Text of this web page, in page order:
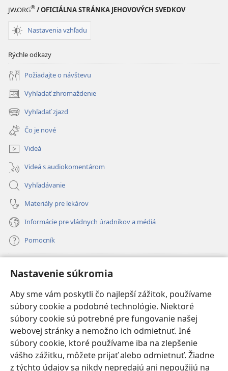
Nastavenie súkromia
Aby sme vám poskytli čo najlepší zážitok, používame
súbory cookie a podobné technológie. Niektoré
súbory cookie sú potrebné pre fungovanie našej
webovej stránky a nemožno ich odmietnuť. Iné
súbory cookie, ktoré používame iba na zlepšenie
vášho zážitku, môžete prijať alebo odmietnuť. Žiadne
z týchto údajov sa nikdy nepredajú ani nepoužijú na
JW.ORG® / OFICIÁLNA STRÁNKA JEHOVOVÝCH SVEDKOV
Nastavenia vzhľadu
Rýchle odkazy
Požiadajte o návštevu
Vyhľadať zhromaždenie
(otvorí
nové
okno)
Vyhľadať zjazd
(otvorí
nové
okno)
Čo je nové
Videá
Videá s audiokomentárom
Vyhľadávanie
Materiály pre lekárov
Informácie pre vládnych úradníkov a médiá
Pomocník
(otvorí
nové
okno)
INTERNETOVÁ KNIŽNICA Strážnej veže
(otvorí
nové
okno)JW Hub ®
(otvorí
nové
okno)JW Library
Watchtower Library